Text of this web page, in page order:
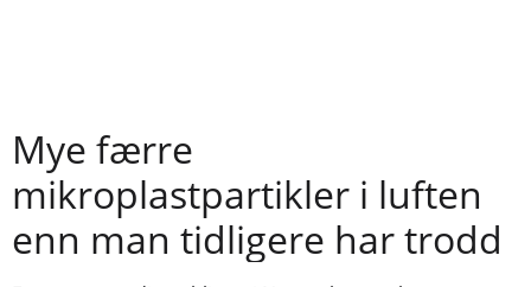
Mye færre
mikroplastpartikler i luften
enn man tidligere har trodd